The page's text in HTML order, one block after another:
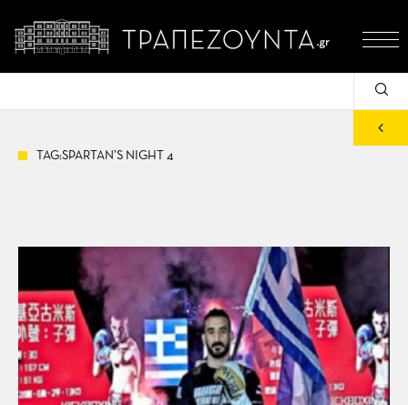
TAG:SPARTAN’S NIGHT 4